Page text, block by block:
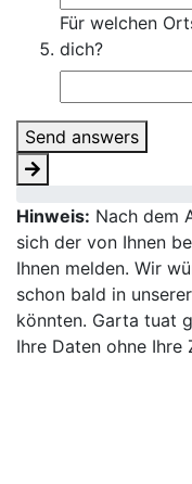
Für welchen
dich?
Send answers
Hinweis: Nach dem
sich der von Ihnen
Ihnen melden. Wir
schon bald in
könnten. Garta tuat
Ihre Daten ohne Ihre